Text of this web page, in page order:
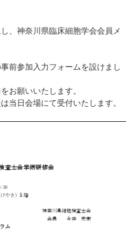
、神奈川県臨床細胞学会会員メ
前参加入力フォームを設けまし
お願いいたします。
当日会場にて受付いたします。